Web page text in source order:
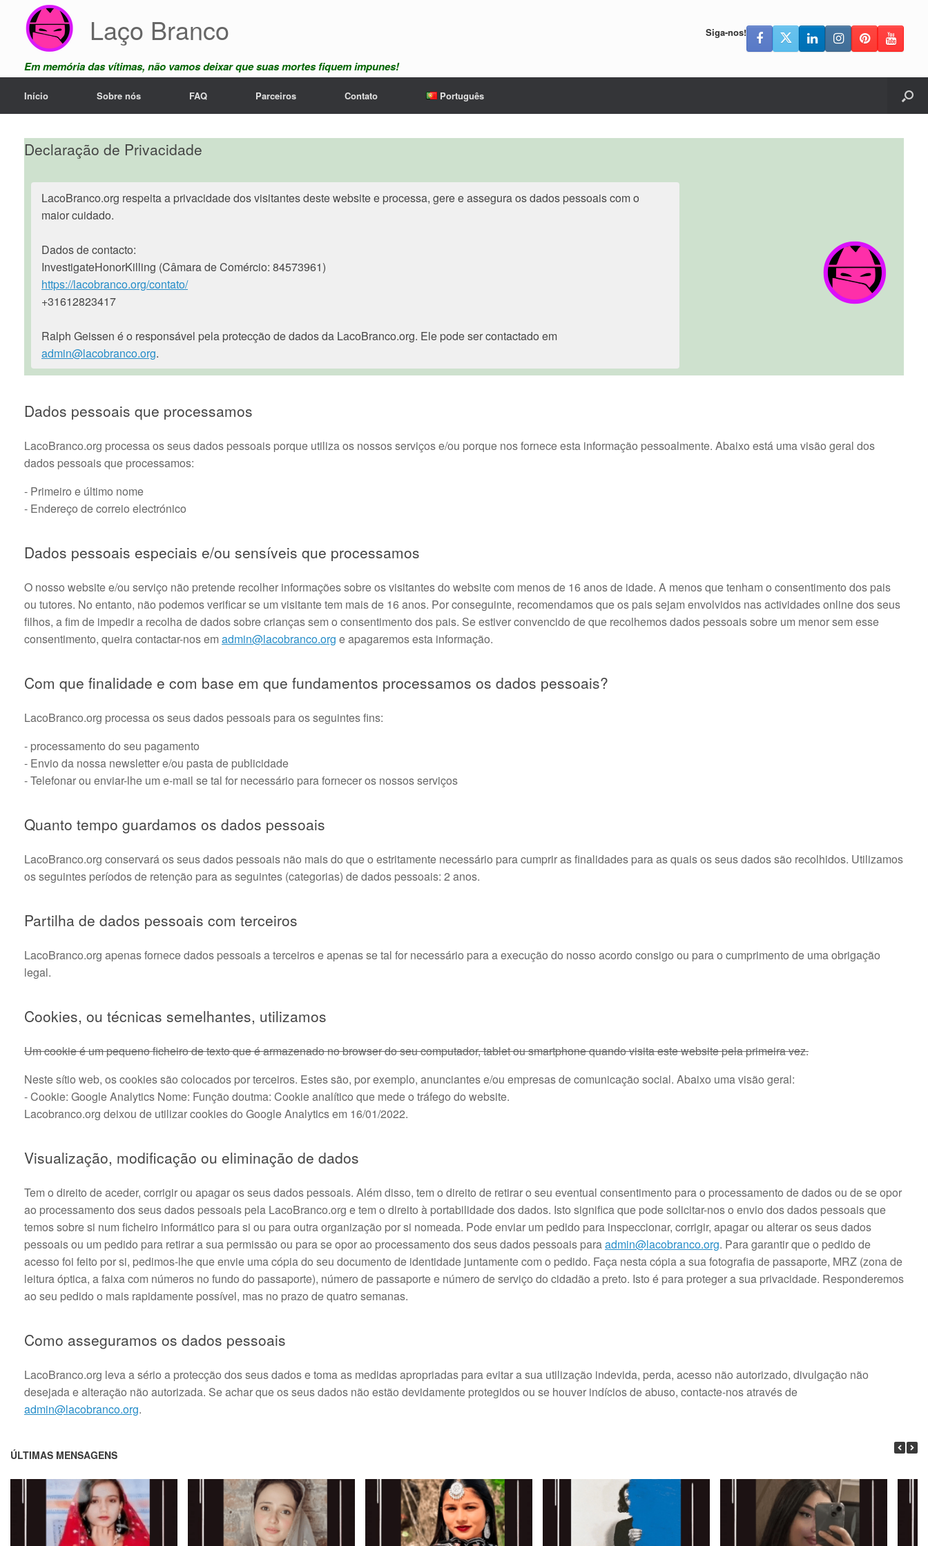
content
Laço Branco
Em memória das vítimas, não vamos deixar que suas mortes fiquem impunes!
Siga-nos!
Início Sobre nós FAQ Parceiros Contato Português
Declaração de Privacidade
LacoBranco.org respeita a privacidade dos visitantes deste website e processa, gere e assegura os dados pessoais com o
maior cuidado.
Dados de contacto:
InvestigateHonorKilling (Câmara de Comércio: 84573961)
https://lacobranco.org/contato/
+31612823417
Ralph Geissen é o responsável pela protecção de dados da LacoBranco.org. Ele pode ser contactado em
admin@lacobranco.org.
Dados pessoais que processamos
LacoBranco.org processa os seus dados pessoais porque utiliza os nossos serviços e/ou porque nos fornece esta informação pessoalmente. Abaixo está uma visão geral dos
dados pessoais que processamos:
- Primeiro e último nome
- Endereço de correio electrónico
Dados pessoais especiais e/ou sensíveis que processamos
O nosso website e/ou serviço não pretende recolher informações sobre os visitantes do website com menos de 16 anos de idade. A menos que tenham o consentimento dos pais
ou tutores. No entanto, não podemos verificar se um visitante tem mais de 16 anos. Por conseguinte, recomendamos que os pais sejam envolvidos nas actividades online dos seus
filhos, a fim de impedir a recolha de dados sobre crianças sem o consentimento dos pais. Se estiver convencido de que recolhemos dados pessoais sobre um menor sem esse
consentimento, queira contactar-nos emadmin@lacobranco.org e apagaremos esta informação.
Com que finalidade e com base em que fundamentos processamos os dados pessoais?
LacoBranco.org processa os seus dados pessoais para os seguintes fins:
- processamento do seu pagamento
- Envio da nossa newsletter e/ou pasta de publicidade
- Telefonar ou enviar-lhe um e-mail se tal for necessário para fornecer os nossos serviços
Quanto tempo guardamos os dados pessoais
LacoBranco.org conservará os seus dados pessoais não mais do que o estritamente necessário para cumprir as finalidades para as quais os seus dados são recolhidos. Utilizamos
os seguintes períodos de retenção para as seguintes (categorias) de dados pessoais: 2 anos.
Partilha de dados pessoais com terceiros
LacoBranco.org apenas fornece dados pessoais a terceiros e apenas se tal for necessário para a execução do nosso acordo consigo ou para o cumprimento de uma obrigação
legal.
Cookies, ou técnicas semelhantes, utilizamos
Um cookie é um pequeno ficheiro de texto que é armazenado no browser do seu computador, tablet ou smartphone quando visita este website pela primeira vez.
Neste sítio web, os cookies são colocados por terceiros. Estes são, por exemplo, anunciantes e/ou empresas de comunicação social. Abaixo uma visão geral:
- Cookie: Google Analytics Nome: Função doutma: Cookie analítico que mede o tráfego do website.
Lacobranco.org deixou de utilizar cookies do Google Analytics em 16/01/2022.
Visualização, modificação ou eliminação de dados
Tem o direito de aceder, corrigir ou apagar os seus dados pessoais. Além disso, tem o direito de retirar o seu eventual consentimento para o processamento de dados ou de se opor
ao processamento dos seus dados pessoais pela LacoBranco.org e tem o direito à portabilidade dos dados. Isto significa que pode solicitar-nos o envio dos dados pessoais que
temos sobre si num ficheiro informático para si ou para outra organização por si nomeada. Pode enviar um pedido para inspeccionar, corrigir, apagar ou alterar os seus dados
pessoais ou um pedido para retirar a sua permissão ou para se opor ao processamento dos seus dados pessoais paraadmin@lacobranco.org. Para garantir que o pedido de
acesso foi feito por si, pedimos-lhe que envie uma cópia do seu documento de identidade juntamente com o pedido. Faça nesta cópia a sua fotografia de passaporte, MRZ (zona de
leitura óptica, a faixa com números no fundo do passaporte), número de passaporte e número de serviço do cidadão a preto. Isto é para proteger a sua privacidade. Responderemos
ao seu pedido o mais rapidamente possível, mas no prazo de quatro semanas.
Como asseguramos os dados pessoais
LacoBranco.org leva a sério a protecção dos seus dados e toma as medidas apropriadas para evitar a sua utilização indevida, perda, acesso não autorizado, divulgação não
desejada e alteração não autorizada. Se achar que os seus dados não estão devidamente protegidos ou se houver indícios de abuso, contacte-nos através de
admin@lacobranco.org.
ÚLTIMAS MENSAGENS